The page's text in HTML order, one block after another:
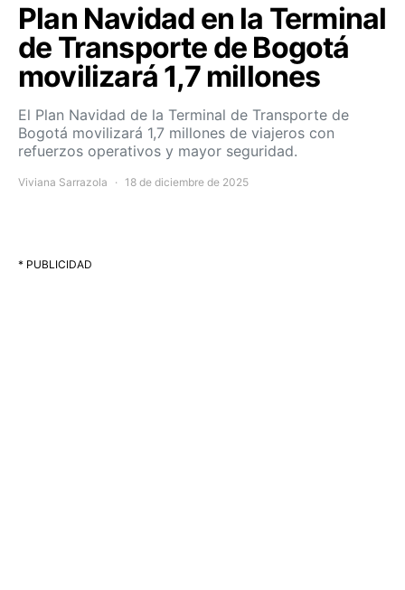
Plan Navidad en la Terminal
de Transporte de Bogotá
movilizará 1,7 millones
El Plan Navidad de la Terminal de Transporte de
Bogotá movilizará 1,7 millones de viajeros con
refuerzos operativos y mayor seguridad.
Viviana Sarrazola 18 de diciembre de 2025
* PUBLICIDAD